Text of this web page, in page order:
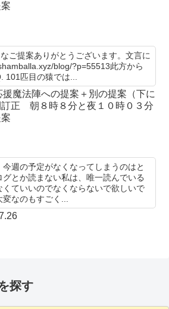
ご提案ありがとうございます。文言に
blog/?p=55513此方から
匹目の猿では...
魔法陣への提案＋別の提案（下に
正 朝８時８分と夜１０時０３分
週の予定がなくなってしまうのはと
とか読まない私は、唯一読んでいる
ていいのでなくならないで欲しいで
なのもすごく...
探す